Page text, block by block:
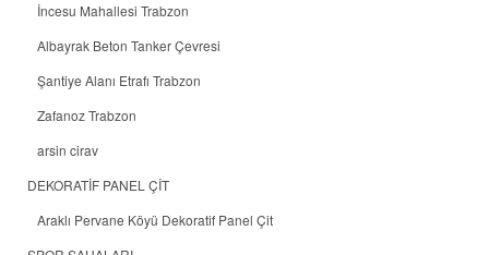
İncesu Mahallesi Trabzon
Albayrak Beton Tanker Çevresi
Şantiye Alanı Etrafı Trabzon
Zafanoz Trabzon
arsin cirav
DEKORATİF PANEL ÇİT
Araklı Pervane Köyü Dekoratif Panel Çit